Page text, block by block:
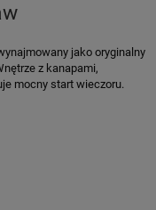
jako oryginalny
z kanapami,
mocny start wieczoru.